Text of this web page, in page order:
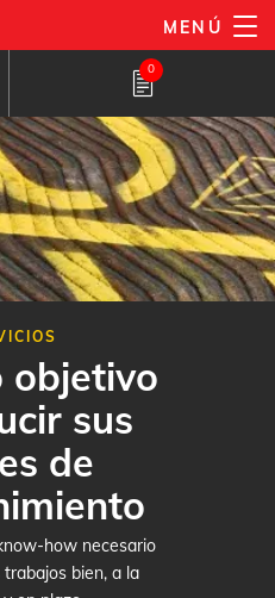
MENÚ
0
objetivo
sus
de
how necesario
bien, a la